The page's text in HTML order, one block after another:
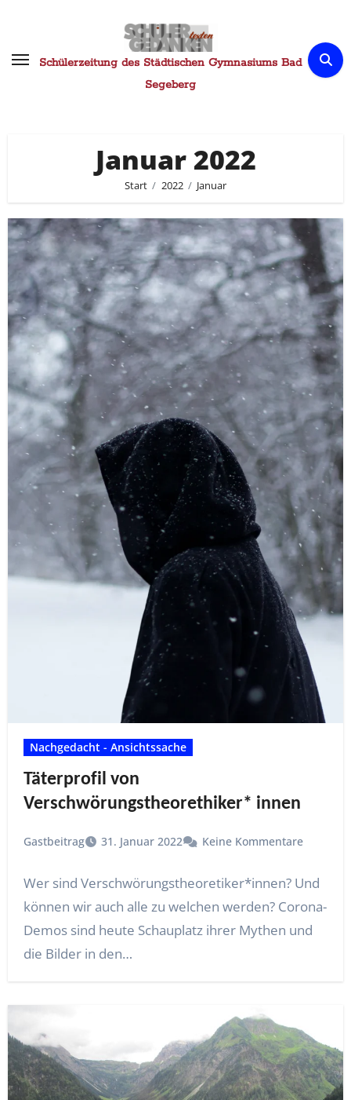
springenSchülerzeitung des Städtischen Gymnasiums Bad
Segeberg
Januar 2022
Start 2022 Januar
Nachgedacht - Ansichtssache
Täterprofil von
Verschwörungstheorethiker* innen
Gastbeitrag 31. Januar 2022 Keine Kommentare
Wer sind Verschwörungstheoretiker*innen? Und
können wir auch alle zu welchen werden? Corona-
Demos sind heute Schauplatz ihrer Mythen und
die Bilder in den…